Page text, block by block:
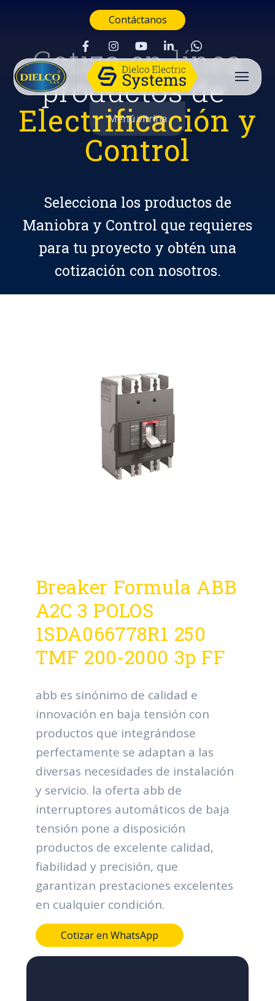
Contáctanos
Menú vitrina
Cotiza en línea
productos de
Electrificación y
Control
Selecciona los productos de
Maniobra y Control que requieres
para tu proyecto y obtén una
cotización con nosotros.
Breaker Formula ABB
A2C 3 POLOS
1SDA066778R1 250
TMF 200-2000 3p FF
abb es sinónimo de calidad e
innovación en baja tensión con
productos que integrándose
perfectamente se adaptan a las
diversas necesidades de instalación
y servicio. la oferta abb de
interruptores automáticos de baja
tensión pone a disposición
productos de excelente calidad,
fiabilidad y precisión, que
garantizan prestaciones excelentes
en cualquier condición.
Cotizar en WhatsApp